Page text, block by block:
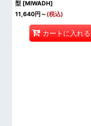
型 [MIWADH]
11,640円 ～ (税込)
カートに入れる